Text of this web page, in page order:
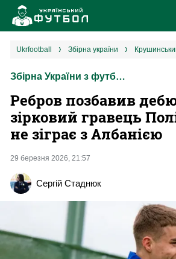
Новини
Збірна
Єврокубки
УПЛ
2 ліга
Різне
ukrfootball збірна україни
Збірна України з футболу
Ребров позбавив
зірковий гравець
не зіграє з Албанією
29 березня 2026, 21:57
Сергій Стаднюк